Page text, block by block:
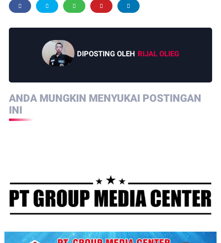
DIPOSTING OLEH RIJAL OLIEG
ANDA MUNGKIN MENYUKAI POSTINGAN
INI